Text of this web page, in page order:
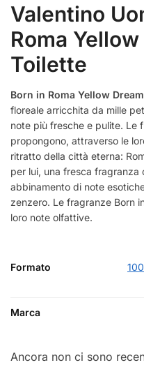
Valentino
Roma
Toilette
Born in Roma Yellow
floreale arricchita da mille
note più fresche e pulite. Le
propongono, attraverso le
ritratto della città eterna:
per lui, una fresca
abbinamento di note
zenzero. Le fragranze Born
loro note olfattive.
Formato
Marca
Ancora non ci sono